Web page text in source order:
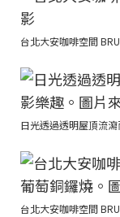
台北大安咖啡空間
日光透過透明屋頂流
台北大安咖啡空間